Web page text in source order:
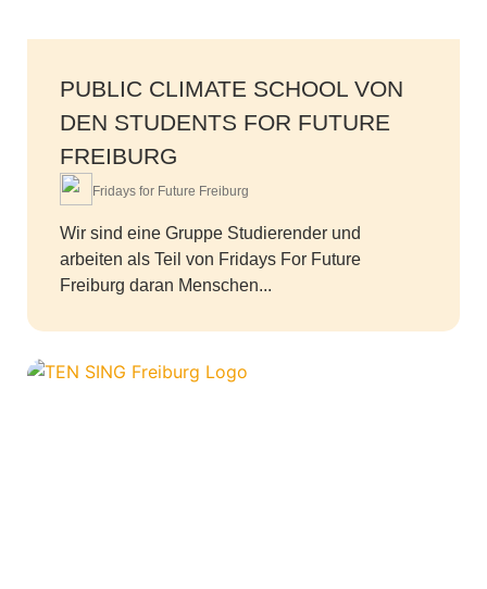
PUBLIC CLIMATE SCHOOL VON
DEN STUDENTS FOR FUTURE
FREIBURG
Fridays for Future Freiburg
Wir sind eine Gruppe Studierender und
arbeiten als Teil von Fridays For Future
Freiburg daran Menschen...